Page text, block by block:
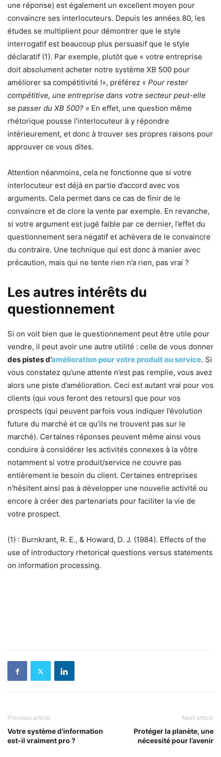
une réponse) est également un excellent moyen pour
convaincre ses interlocuteurs. Depuis les années 80, les
études se multiplient pour démontrer que le style
interrogatif est beaucoup plus persuasif que le style
déclaratif (1). Par exemple, plutôt que « votre entreprise
doit absolument acheter notre système XB 500 pour
améliorer sa compétitivité !», préférez « Pour rester
compétitive, une entreprise dans votre secteur peut-elle
se passer du XB 500? » En effet, une question même
rhétorique pousse l’interlocuteur à y répondre
intérieurement, et donc à trouver ses propres raisons pour
approuver ce vous dites.
Attention néanmoins, cela ne fonctionne que si votre
interlocuteur est déjà en partie d’accord avec vos
arguments. Cela permet dans ce cas de finir de le
convaincre et de clore la vente par exemple. En revanche,
si votre argument est jugé faible par ce dernier, l’effet du
questionnement sera négatif et achèvera de le convaincre
du contraire. Une technique qui est donc à manier avec
précaution, mais qui ne tente rien n’a rien, pas vrai ?
Les autres intérêts du
questionnement
Si on voit bien que le questionnement peut être utile pour
vendre, il peut avoir une autre utilité : celle de vous donner
des pistes d’amélioration pour votre produit ou service. Si
vous constatez qu’une attente n’est pas remplie, vous avez
alors une piste d’amélioration. Ceci est autant vrai pour vos
clients (qui vous feront des retours) que pour vos
prospects (qui peuvent parfois vous indiquer l’évolution
future du marché et ce qu’ils ne trouvent pas sur le
marché). Certaines réponses peuvent même ainsi vous
conduire à considérer les activités connexes à la vôtre
notamment si votre produit/service ne couvre pas
entièrement le besoin du client. Certaines entreprises
n’hésitent ainsi pas à développer une nouvelle activité ou
encore à créer des partenariats pour faciliter la vie de
votre prospect.
(1) : Burnkrant, R. E., & Howard, D. J. (1984). Effects of the
use of introductory rhetorical questions versus statements
on information processing.
Previous article
Votre système d’information
est-il vraiment pro ?
Next article
Protéger la planète, une
nécessité pour l’avenir